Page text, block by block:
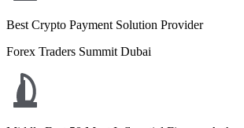
Best Crypto Payment Solution Provider
Forex Traders Summit Dubai